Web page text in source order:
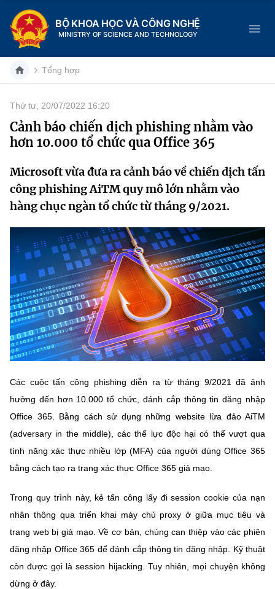
BỘ KHOA HỌC VÀ CÔNG NGHỆ
MINISTRY OF SCIENCE AND TECHNOLOGY
Danh mục
Trang chủ
Giới thiệu
Chức năng nhiệm vụ
Cơ cấu tổ chức
Lịch sử phát triển
Sở Khoa học và Công nghệ
Tin tức sự kiện
Khoa học và Công nghệ
Đổi mới sáng tạo
Chuyển đổi số
Bưu chính, Viễn thông
Sở hữu trí tuệ
Tiêu chuẩn, đo lường, chất lượng
Năng lượng nguyên tử
Tin địa phương
Dịch vụ công
Hệ thống văn bản
Văn bản QPPL
Văn bản chỉ đạo điều hành
Lấy ý kiến người dân về dự thảo VBQPPL
MST IOFFICE
THỐNG KÊ
Khoa học và Công nghệ
Đổi mới sáng tạo
Chuyển đổi số
Bưu chính, Viễn thông
Sở hữu trí tuệ
Tiêu chuẩn, đo lường, chất lượng
Năng lượng nguyên tử
Multimedia
Khác
Infographic
Ảnh
Voice
Nhiệm vụ trọng tâm
Chọn ngôn ngữ
Tổng hợp
Thứ tư, 20/07/2022 16:20
Cảnh báo chiến dịch phishing nhằm vào
hơn 10.000 tổ chức qua Office 365
Microsoft vừa đưa ra cảnh báo về chiến dịch tấn
công phishing AiTM quy mô lớn nhằm vào
hàng chục ngàn tổ chức từ tháng 9/2021.
Các cuộc tấn công phishing diễn ra từ tháng 9/2021 đã ảnh
hưởng đến hơn 10.000 tổ chức, đánh cắp thông tin đăng nhập
Office 365. Bằng cách sử dụng những website lừa đảo AiTM
(adversary in the middle), các thế lực độc hại có thể vượt qua
tính năng xác thực nhiều lớp (MFA) của người dùng Office 365
bằng cách tạo ra trang xác thực Office 365 giả mạo.
Trong quy trình này, kẻ tấn công lấy đi session cookie của nạn
nhân thông qua triển khai máy chủ proxy ở giữa mục tiêu và
trang web bị giả mạo. Về cơ bản, chúng can thiệp vào các phiên
đăng nhập Office 365 để đánh cắp thông tin đăng nhập. Kỹ thuật
còn được gọi là session hijacking. Tuy nhiên, mọi chuyện không
dừng ở đây.